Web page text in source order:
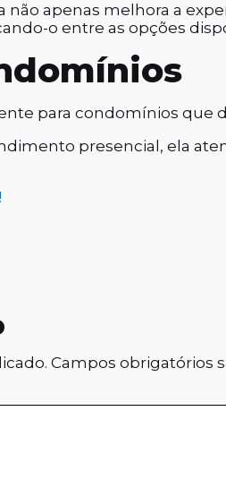
não apenas melhora a
o entre as opções
para condomínios que
presencial, ela
Campos obrigatórios